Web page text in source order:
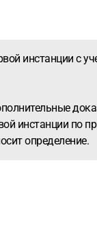
инстанции с
инстанции по
определение.